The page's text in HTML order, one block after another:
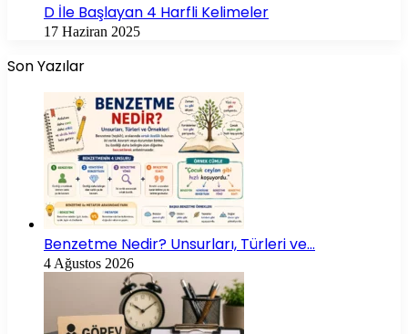
D İle Başlayan 4 Harfli Kelimeler
17 Haziran 2025
Son Yazılar
Benzetme Nedir? Unsurları, Türleri ve…
4 Ağustos 2026